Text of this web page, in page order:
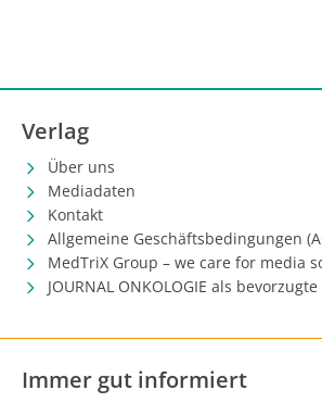
Verlag
Über uns
Mediadaten
Kontakt
Allgemeine Geschäftsbedingungen
MedTriX Group – we care for media
JOURNAL ONKOLOGIE als
Immer gut informiert